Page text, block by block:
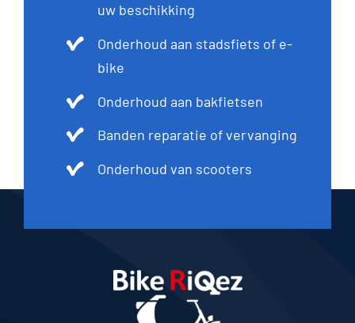
uw beschikking
Onderhoud aan stadsfiets of e-
bike
Onderhoud aan bakfietsen
Banden reparatie of vervanging
Onderhoud van scooters